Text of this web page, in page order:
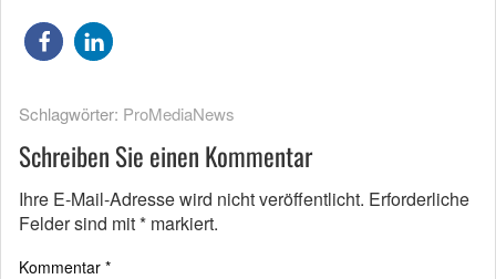
Schlagwörter: ProMediaNews
Schreiben Sie einen Kommentar
Ihre E-Mail-Adresse wird nicht veröffentlicht. Erforderliche
Felder sind mit* markiert.
Kommentar *